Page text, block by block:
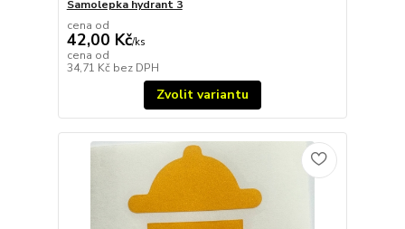
Samolepka hydrant 3
cena od
42,00 Kč/ks
cena od
34,71 Kč bez DPH
Zvolit variantu